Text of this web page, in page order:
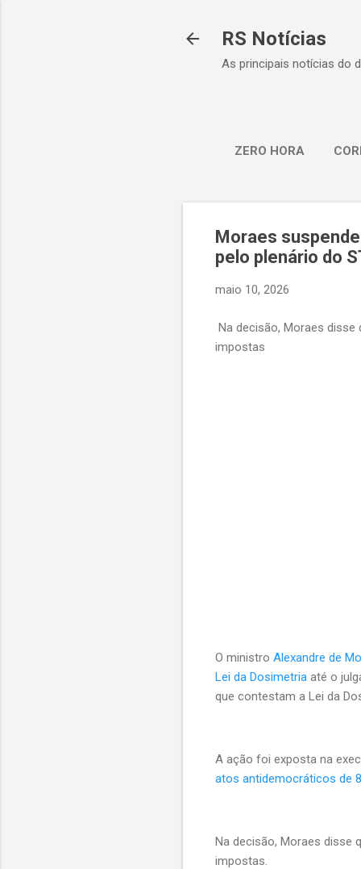
RS Notícias
As principais notícias do
ZERO HORA
Moraes
pelo plenário do
maio 10, 2026
Na decisão, Moraes disse
impostas
O ministro Alexandre de
Lei da Dosimetria até o
que contestam a Lei da
A ação foi exposta na
atos antidemocráticos de
Na decisão, Moraes disse
impostas.